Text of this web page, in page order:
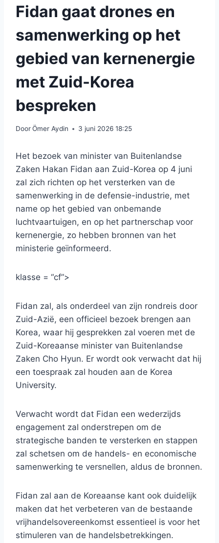
Fidan gaat drones en
samenwerking op het
gebied van kernenergie
met Zuid-Korea
bespreken
DoorÖmer Aydin 3 juni 2026 18:25
Het bezoek van minister van Buitenlandse
Zaken Hakan Fidan aan Zuid-Korea op 4 juni
zal zich richten op het versterken van de
samenwerking in de defensie-industrie, met
name op het gebied van onbemande
luchtvaartuigen, en op het partnerschap voor
kernenergie, zo hebben bronnen van het
ministerie geïnformeerd.
klasse = “cf”>
Fidan zal, als onderdeel van zijn rondreis door
Zuid-Azië, een officieel bezoek brengen aan
Korea, waar hij gesprekken zal voeren met de
Zuid-Koreaanse minister van Buitenlandse
Zaken Cho Hyun. Er wordt ook verwacht dat hij
een toespraak zal houden aan de Korea
University.
Verwacht wordt dat Fidan een wederzijds
engagement zal onderstrepen om de
strategische banden te versterken en stappen
zal schetsen om de handels- en economische
samenwerking te versnellen, aldus de bronnen.
Fidan zal aan de Koreaanse kant ook duidelijk
maken dat het verbeteren van de bestaande
vrijhandelsovereenkomst essentieel is voor het
stimuleren van de handelsbetrekkingen.